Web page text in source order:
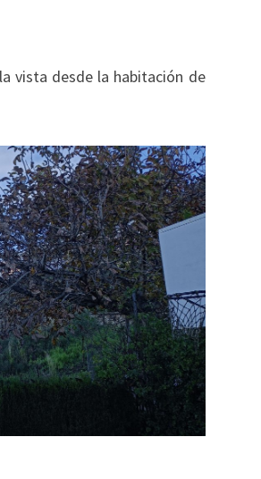
vista desde la habitación de